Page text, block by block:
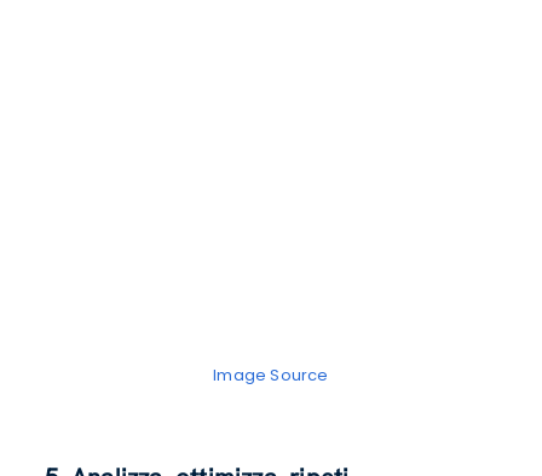
Image Source